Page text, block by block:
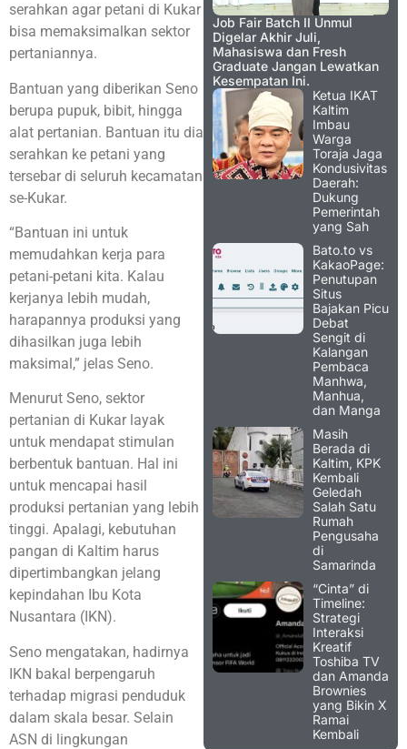
serahkan agar petani di Kukar
bisa memaksimalkan sektor
pertaniannya.
Bantuan yang diberikan Seno
berupa pupuk, bibit, hingga
alat pertanian. Bantuan itu dia
serahkan ke petani yang
tersebar di seluruh kecamatan
se-Kukar.
“Bantuan ini untuk
memudahkan kerja para
petani-petani kita. Kalau
kerjanya lebih mudah,
harapannya produksi yang
dihasilkan juga lebih
maksimal,” jelas Seno.
Menurut Seno, sektor
pertanian di Kukar layak
untuk mendapat stimulan
berbentuk bantuan. Hal ini
untuk mencapai hasil
produksi pertanian yang lebih
tinggi. Apalagi, kebutuhan
pangan di Kaltim harus
dipertimbangkan jelang
kepindahan Ibu Kota
Nusantara (IKN).
Seno mengatakan, hadirnya
IKN bakal berpengaruh
terhadap migrasi penduduk
dalam skala besar. Selain
ASN di lingkungan
Job Fair Batch II Unmul
Digelar Akhir Juli,
Mahasiswa dan Fresh
Graduate Jangan Lewatkan
Kesempatan Ini.
Ketua IKAT
Kaltim
Imbau
Warga
Toraja Jaga
Kondusivitas
Daerah:
Dukung
Pemerintah
yang Sah
Bato.to vs
KakaoPage:
Penutupan
Situs
Bajakan Picu
Debat
Sengit di
Kalangan
Pembaca
Manhwa,
Manhua,
dan Manga
Masih
Berada di
Kaltim, KPK
Kembali
Geledah
Salah Satu
Rumah
Pengusaha
di
Samarinda
“Cinta” di
Timeline:
Strategi
Interaksi
Kreatif
Toshiba TV
dan Amanda
Brownies
yang Bikin X
Ramai
Kembali